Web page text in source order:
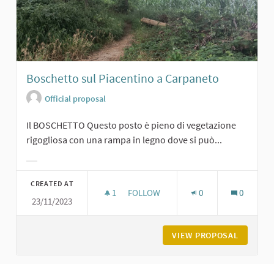
Boschetto sul Piacentino a Carpaneto
Official proposal
Il BOSCHETTO Questo posto è pieno di vegetazione
rigogliosa con una rampa in legno dove si può...
CREATED AT
23/11/2023
1 1 FOLLOWER
FOLLOW 0 0
VIEW PROPOSAL